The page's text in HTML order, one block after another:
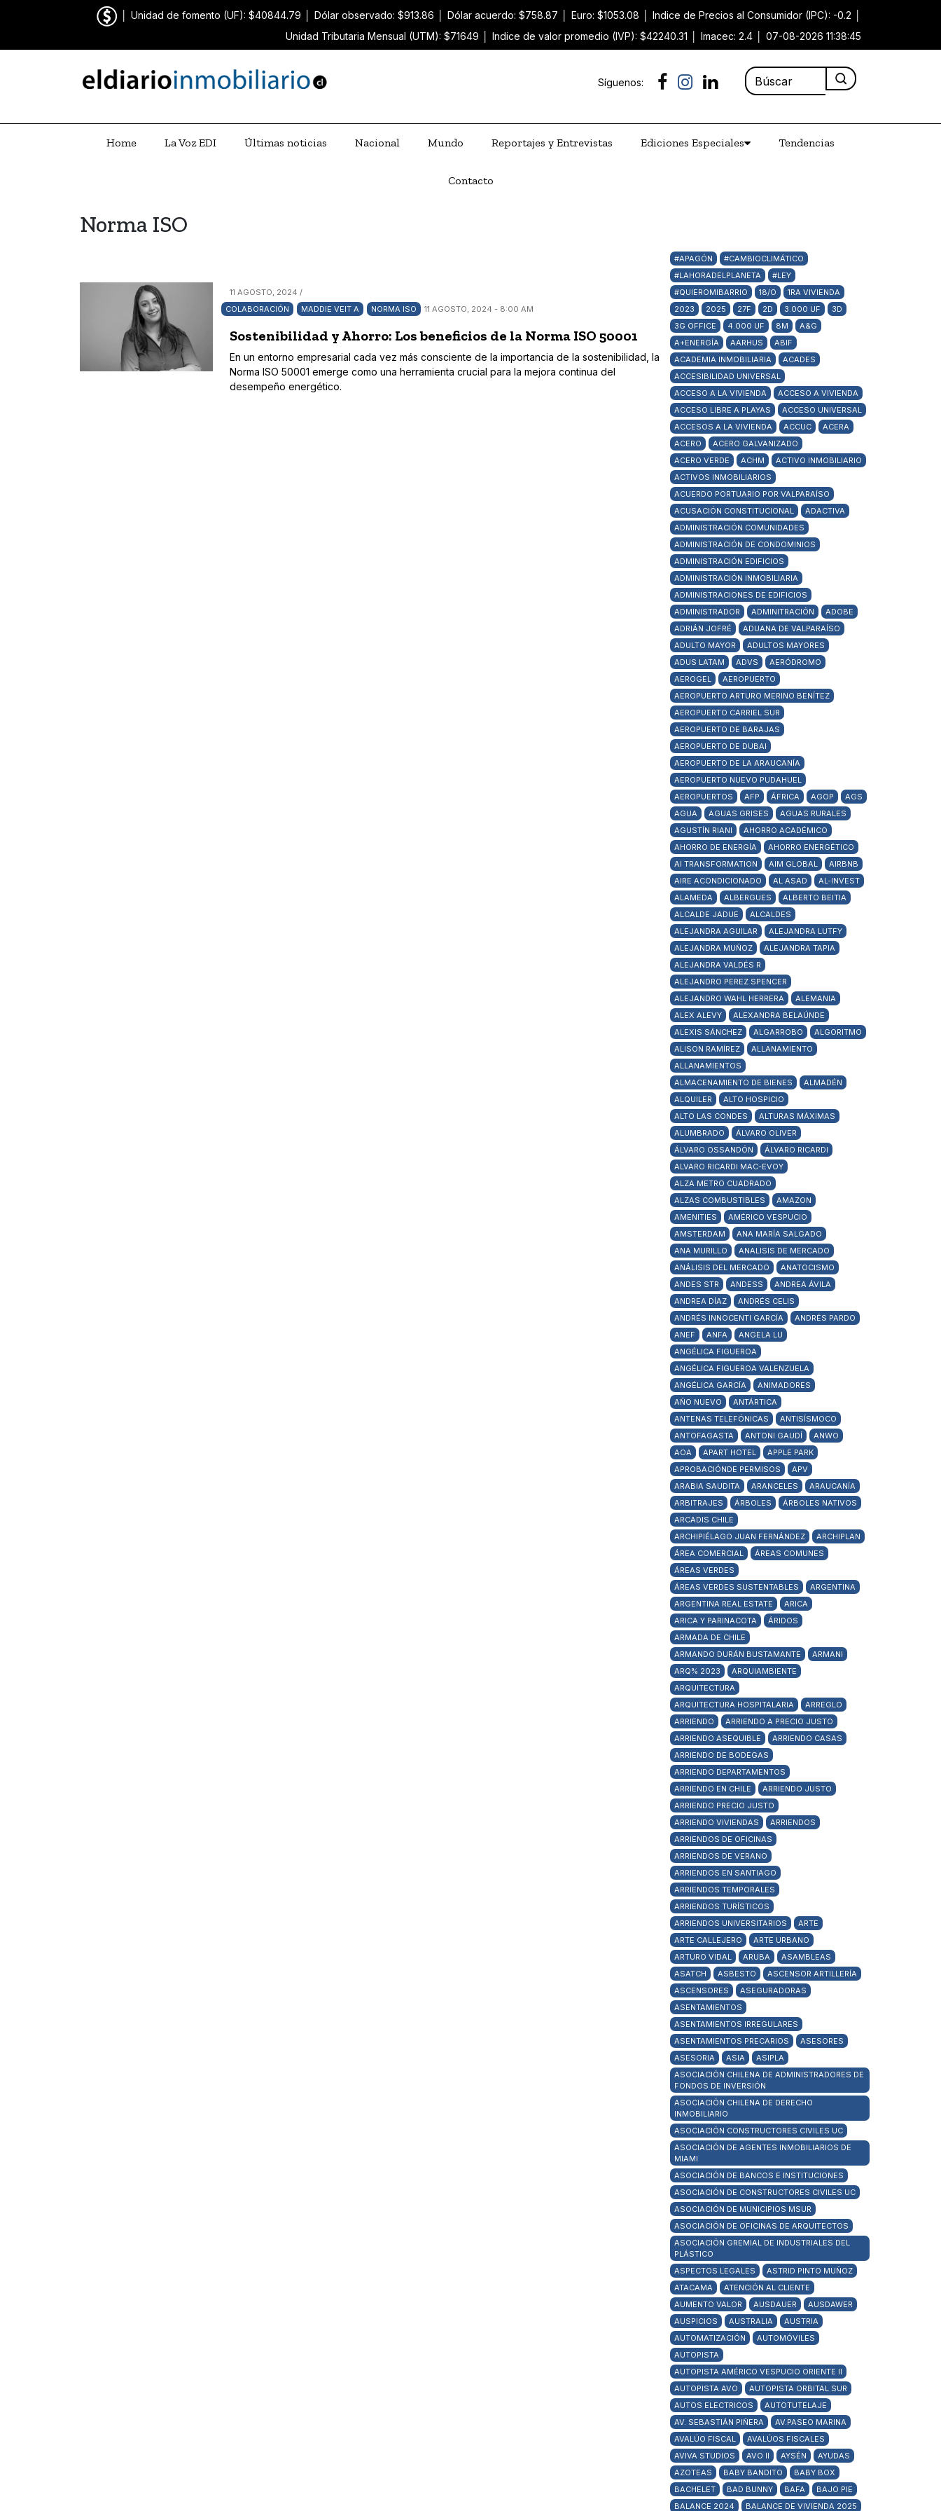
Unidad de fomento (UF): $40844.79 Dólar observado: $913.86 Dólar acuerdo: $758.87 Euro: $1053.08 Indice de Precios al Consumidor (IPC): -0.2
Unidad Tributaria Mensual (UTM): $71649
Indice de valor promedio (IVP): $42240.31 Imacec: 2.4 07-08-2026 11:38:45
Síguenos:
Home La Voz EDI Últimas noticias Nacional Mundo Reportajes y Entrevistas Ediciones Especiales Tendencias
Contacto
Norma ISO
11 AGOSTO, 2024 /
COLABORACIÓN
MADDIE VEIT A NORMA ISO 11 AGOSTO, 2024 - 8:00 AM
Sostenibilidad y Ahorro: Los beneficios de la Norma ISO 50001
En un entorno empresarial cada vez más consciente de la importancia de la sostenibilidad, la
Norma ISO 50001 emerge como una herramienta crucial para la mejora continua del
desempeño energético.
#APAGÓN
#CAMBIOCLIMÁTICO
#LAHORADELPLANETA
#LEY
#QUIEROMIBARRIO
18/O
1RA VIVIENDA
2023
2025 27F 2D 3.000 UF
3D
3G OFFICE
4.000 UF 8M
A&G
A+ENERGÍA
AARHUS
ABIF
ACADEMIA INMOBILIARIA
ACADES
ACCESIBILIDAD UNIVERSAL
ACCESO A LA VIVIENDA
ACCESO A VIVIENDA
ACCESO LIBRE A PLAYAS
ACCESO UNIVERSAL
ACCESOS A LA VIVIENDA
ACCUC
ACERA
ACERO
ACERO GALVANIZADO
ACERO VERDE
ACHM
ACTIVO INMOBILIARIO
ACTIVOS INMOBILIARIOS
ACUERDO PORTUARIO POR VALPARAÍSO
ACUSACIÓN CONSTITUCIONAL
ADACTIVA
ADMINISTRACIÓN COMUNIDADES
ADMINISTRACIÓN DE CONDOMINIOS
ADMINISTRACIÓN EDIFICIOS
ADMINISTRACIÓN INMOBILIARIA
ADMINISTRACIONES DE EDIFICIOS
ADMINISTRADOR
ADMINITRACIÓN
ADOBE
ADRIÁN JOFRÉ
ADUANA DE VALPARAÍSO
ADULTO MAYOR
ADULTOS MAYORES
ADUS LATAM
ADVS
AERÓDROMO
AEROGEL
AEROPUERTO
AEROPUERTO ARTURO MERINO BENÍTEZ
AEROPUERTO CARRIEL SUR
AEROPUERTO DE BARAJAS
AEROPUERTO DE DUBAI
AEROPUERTO DE LA ARAUCANÍA
AEROPUERTO NUEVO PUDAHUEL
AEROPUERTOS
AFP ÁFRICA AGOP
AGS
AGUA
AGUAS GRISES
AGUAS RURALES
AGUSTÍN RIANI
AHORRO ACADÉMICO
AHORRO DE ENERGÍA
AHORRO ENERGÉTICO
AI TRANSFORMATION
AIM GLOBAL
AIRBNB
AIRE ACONDICIONADO
AL ASAD
AL-INVEST
ALAMEDA
ALBERGUES
ALBERTO BEITIA
ALCALDE JADUE
ALCALDES
ALEJANDRA AGUILAR
ALEJANDRA LUTFY
ALEJANDRA MUÑOZ
ALEJANDRA TAPIA
ALEJANDRA VALDÉS R
ALEJANDRO PEREZ SPENCER
ALEJANDRO WAHL HERRERA
ALEMANIA
ALEX ALEVY
ALEXANDRA BELAÚNDE
ALEXIS SÁNCHEZ
ALGARROBO
ALGORITMO
ALISON RAMÍREZ
ALLANAMIENTO
ALLANAMIENTOS
ALMACENAMIENTO DE BIENES
ALMADÉN
ALQUILER
ALTO HOSPICIO
ALTO LAS CONDES
ALTURAS MÁXIMAS
ALUMBRADO
ÁLVARO OLIVER
ÁLVARO OSSANDÓN
ÁLVARO RICARDI
ALVARO RICARDI MAC-EVOY
ALZA METRO CUADRADO
ALZAS COMBUSTIBLES
AMAZON
AMENITIES
AMÉRICO VESPUCIO
AMSTERDAM
ANA MARÍA SALGADO
ANA MURILLO
ANALISIS DE MERCADO
ANÁLISIS DEL MERCADO
ANATOCISMO
ANDES STR
ANDESS
ANDREA ÁVILA
ANDREA DÍAZ
ANDRÉS CELIS
ANDRÉS INNOCENTI GARCÍA
ANDRÉS PARDO
ANEF
ANFA
ANGELA LU
ANGÉLICA FIGUEROA
ANGÉLICA FIGUEROA VALENZUELA
ANGÉLICA GARCÍA
ANIMADORES
AÑO NUEVO
ANTÁRTICA
ANTENAS TELEFÓNICAS
ANTISÍSMOCO
ANTOFAGASTA
ANTONI GAUDÍ
ANWO
AOA
APART HOTEL
APPLE PARK
APROBACIÓNDE PERMISOS
APV
ARABIA SAUDITA
ARANCELES
ARAUCANÍA
ARBITRAJES
ÁRBOLES
ÁRBOLES NATIVOS
ARCADIS CHILE
ARCHIPIÉLAGO JUAN FERNÁNDEZ
ARCHIPLAN
ÁREA COMERCIAL
ÁREAS COMUNES
ÁREAS VERDES
ÁREAS VERDES SUSTENTABLES
ARGENTINA
ARGENTINA REAL ESTATE
ARICA
ARICA Y PARINACOTA
ÁRIDOS
ARMADA DE CHILE
ARMANDO DURÁN BUSTAMANTE
ARMANI
ARQ% 2023
ARQUIAMBIENTE
ARQUITECTURA
ARQUITECTURA HOSPITALARIA
ARREGLO
ARRIENDO
ARRIENDO A PRECIO JUSTO
ARRIENDO ASEQUIBLE
ARRIENDO CASAS
ARRIENDO DE BODEGAS
ARRIENDO DEPARTAMENTOS
ARRIENDO EN CHILE
ARRIENDO JUSTO
ARRIENDO PRECIO JUSTO
ARRIENDO VIVIENDAS
ARRIENDOS
ARRIENDOS DE OFICINAS
ARRIENDOS DE VERANO
ARRIENDOS EN SANTIAGO
ARRIENDOS TEMPORALES
ARRIENDOS TURÍSTICOS
ARRIENDOS UNIVERSITARIOS
ARTE
ARTE CALLEJERO
ARTE URBANO
ARTURO VIDAL
ARUBA
ASAMBLEAS
ASATCH
ASBESTO
ASCENSOR ARTILLERÍA
ASCENSORES
ASEGURADORAS
ASENTAMIENTOS
ASENTAMIENTOS IRREGULARES
ASENTAMIENTOS PRECARIOS
ASESORES
ASESORIA
ASIA
ASIPLA
ASOCIACIÓN CHILENA DE ADMINISTRADORES DE
FONDOS DE INVERSIÓN
ASOCIACIÓN CHILENA DE DERECHO
INMOBILIARIO
ASOCIACIÓN CONSTRUCTORES CIVILES UC
ASOCIACIÓN DE AGENTES INMOBILIARIOS DE
MIAMI
ASOCIACIÓN DE BANCOS E INSTITUCIONES
ASOCIACIÓN DE CONSTRUCTORES CIVILES UC
ASOCIACIÓN DE MUNICIPIOS MSUR
ASOCIACIÓN DE OFICINAS DE ARQUITECTOS
ASOCIACIÓN GREMIAL DE INDUSTRIALES DEL
PLÁSTICO
ASPECTOS LEGALES
ASTRID PINTO MUÑOZ
ATACAMA
ATENCIÓN AL CLIENTE
AUMENTO VALOR
AUSDAUER
AUSDAWER
AUSPICIOS
AUSTRALIA
AUSTRIA
AUTOMATIZACIÓN
AUTOMÓVILES
AUTOPISTA
AUTOPISTA AMÉRICO VESPUCIO ORIENTE II
AUTOPISTA AVO
AUTOPISTA ORBITAL SUR
AUTOS ELECTRICOS
AUTOTUTELAJE
AV. SEBASTIÁN PIÑERA
AV.PASEO MARINA
AVALÚO FISCAL
AVALÚOS FISCALES
AVIVA STUDIOS
AVO II AYSÉN
AYUDAS
AZOTEAS
BABY BANDITO
BABY BOX
BACHELET
BAD BUNNY BAFA
BAJO PIE
BALANCE 2024
BALANCE DE VIVIENDA 2025